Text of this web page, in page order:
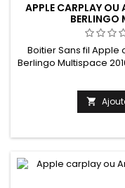
APPLE CARPLAY
Boitier Sans fil
Berlingo Multispace
pas à nous
